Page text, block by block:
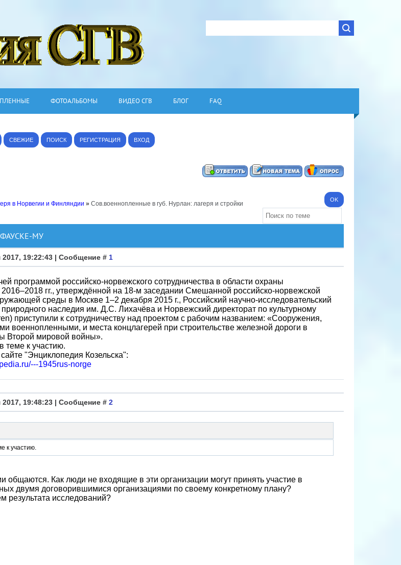
ФОТОАЛЬБОМЫ ВИДЕО СГВ БЛОГ FAQ
СВЕЖИЕ ПОИСК РЕГИСТРАЦИЯ ВХОД
в Норвегии и Финляндии » Сов.военнопленные в губ. Нурлан: лагеря и стройки
МУ
19:22:43 | Сообщение # 1
программой российско-норвежского сотрудничества в области охраны
гг., утверждённой на 18-м заседании Смешанной российско-норвежской
среды в Москве 1–2 декабря 2015 г., Российский научно-исследовательский
природного наследия им. Д.С. Лихачёва и Норвежский директорат по культурному
приступили к сотрудничеству над проектом с рабочим названием: «Сооружения,
военнопленными, и места концлагерей при строительстве железной дороги в
Второй мировой войны».
теме к участию.
"Энциклопедия Козельска":
1945rus-norge
19:48:23 | Сообщение # 2
к участию.
общаются. Как люди не входящие в эти организации могут принять участие в
двумя договорившимися организациями по своему конкретному плану?
результата исследований?